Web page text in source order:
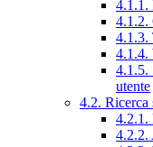
4.1.1.
4.1.2.
4.1.3.
4.1.4.
4.1.5.
utente
4.2. Ricerca
4.2.1.
4.2.2.